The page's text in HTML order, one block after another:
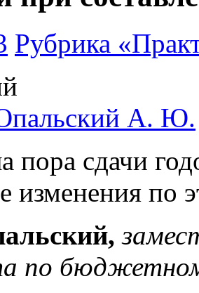
Рубрика
А. Ю.
пора сдачи
изменения по
по